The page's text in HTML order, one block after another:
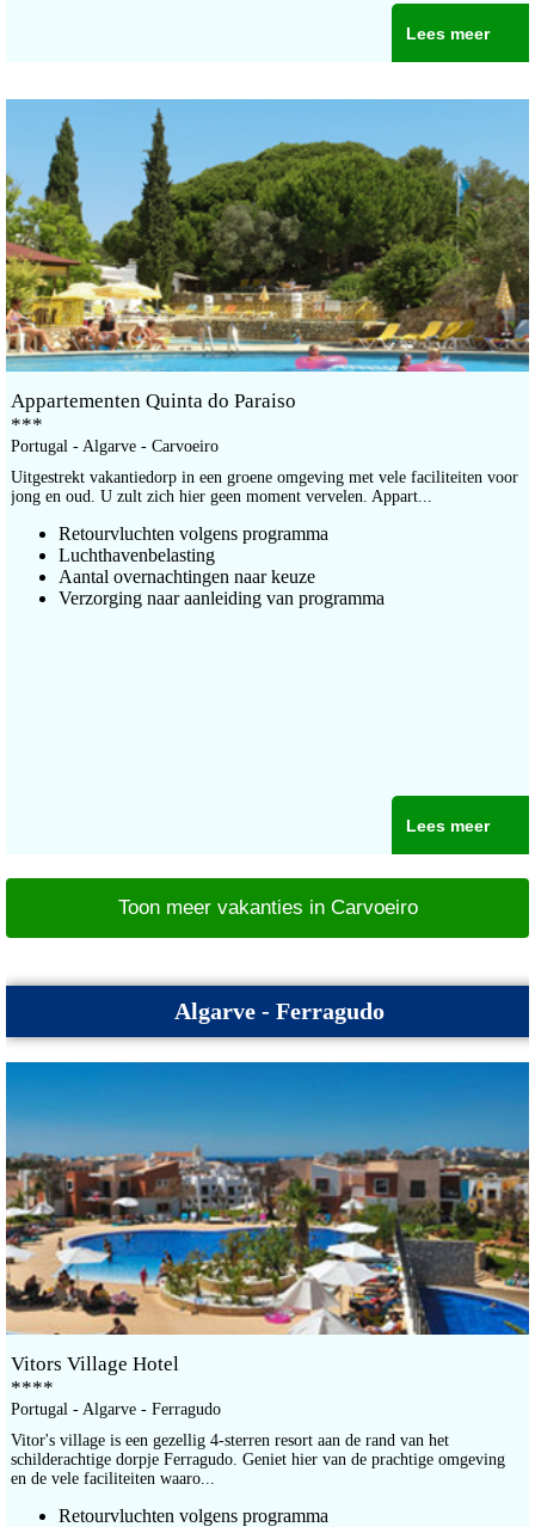
Lees meer
Appartementen Quinta do Paraiso
***
Portugal - Algarve - Carvoeiro
Uitgestrekt vakantiedorp in een groene omgeving met vele faciliteiten voor
jong en oud. U zult zich hier geen moment vervelen. Appart...
Retourvluchten volgens programma
Luchthavenbelasting
Aantal overnachtingen naar keuze
Verzorging naar aanleiding van programma
Lees meer
Toon meer vakanties in Carvoeiro
Algarve - Ferragudo
Vitors Village Hotel
****
Portugal - Algarve - Ferragudo
Vitor's village is een gezellig 4-sterren resort aan de rand van het
schilderachtige dorpje Ferragudo. Geniet hier van de prachtige omgeving
en de vele faciliteiten waaro...
Retourvluchten volgens programma